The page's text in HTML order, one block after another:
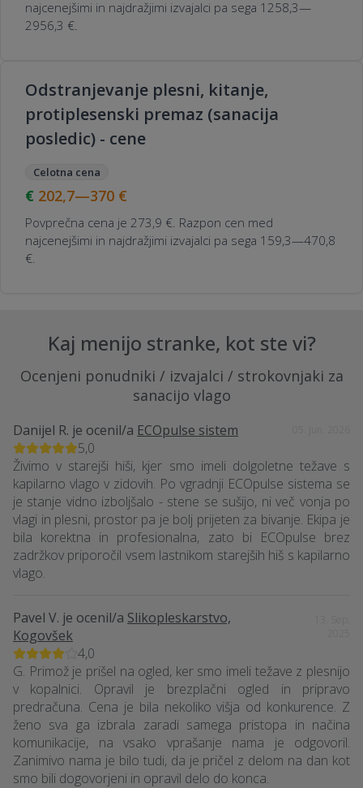
najcenejšimi in najdražjimi izvajalci pa sega 1258,3—
2956,3 €.
Odstranjevanje plesni, kitanje,
protiplesenski premaz (sanacija
posledic) - cene
Celotna cena
202,7—370 €
Povprečna cena je 273,9 €. Razpon cen med
najcenejšimi in najdražjimi izvajalci pa sega 159,3—470,8
€.
Kaj menijo stranke, kot ste vi?
Ocenjeni ponudniki / izvajalci / strokovnjaki za
sanacijo vlago
Danijel R. je ocenil/a ECOpulse sistem
5,0
Živimo v starejši hiši, kjer smo imeli dolgoletne težave s
kapilarno vlago v zidovih. Po vgradnji ECOpulse sistema se
je stanje vidno izboljšalo - stene se sušijo, ni več vonja po
vlagi in plesni, prostor pa je bolj prijeten za bivanje. Ekipa je
bila korektna in profesionalna, zato bi ECOpulse brez
zadržkov priporočil vsem lastnikom starejših hiš s kapilarno
vlago.
Pavel V. je ocenil/a Slikopleskarstvo,
Kogovšek
4,0
G. Primož je prišel na ogled, ker smo imeli težave z plesnijo
v kopalnici. Opravil je brezplačni ogled in pripravo
predračuna. Cena je bila nekoliko višja od konkurence. Z
ženo sva ga izbrala zaradi samega pristopa in načina
komunikacije, na vsako vprašanje nama je odgovoril.
Zanimivo nama je bilo tudi, da je pričel z delom na dan kot
smo bili dogovorjeni in opravil delo do konca.